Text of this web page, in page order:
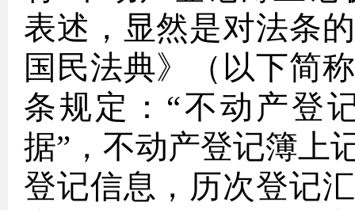
表述，显然是对法条
国民法典》（以下简
条规定：“不动产登
据”，不动产登记簿上
登记信息，历次登记